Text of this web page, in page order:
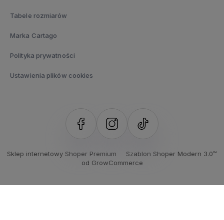
Tabele rozmiarów
Marka Cartago
Polityka prywatności
Ustawienia plików cookies
Sklep internetowy Shoper Premium
Szablon Shoper Modern 3.0™
od GrowCommerce